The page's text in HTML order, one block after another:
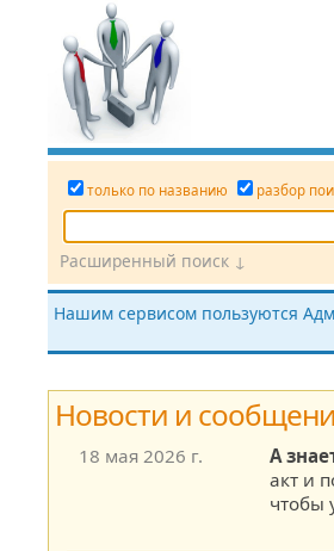
только по названию разбор
Номер док. Дата
Расширенный поиск ↓
Нашим сервисом пользуются
Новости и
18 мая 2026 г. А
акт и
чтобы